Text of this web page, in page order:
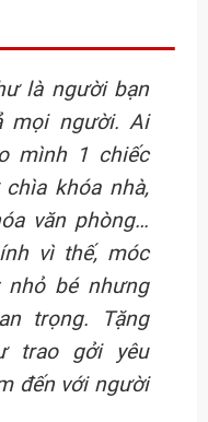
là người bạn
mọi người. Ai
mình 1 chiếc
khóa nhà,
văn phòng…
vì thế, móc
bé nhưng
trọng. Tặng
trao gởi yêu
đến với người